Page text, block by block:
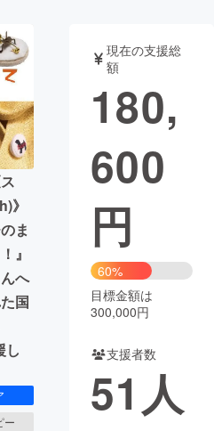
音楽
ェット ゲーム・サ
性化
CAMPFIRE Creation
コミュニティ
》
ま
』
へ
国
し
ー
現在の支援総
額
180,
600
円
60%
目標金額は
300,000円
支援者数
51 人